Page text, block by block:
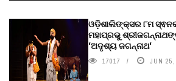
ଓଡ଼ିଶାଲିଙ୍କ୍ସର ୮ମ
ମହାପ୍ରଭୁ
‘ଅଦୃଶ୍ୟ ଜଗନ୍ନାଥ‘
17017 JUN 25,